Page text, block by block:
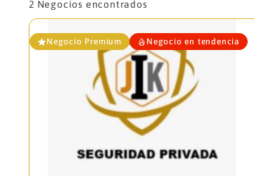
2 Negocios encontrados
Negocio Premium Negocio en tendencia